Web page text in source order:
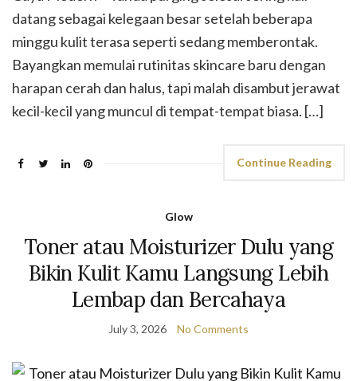
datang sebagai kelegaan besar setelah beberapa
minggu kulit terasa seperti sedang memberontak.
Bayangkan memulai rutinitas skincare baru dengan
harapan cerah dan halus, tapi malah disambut jerawat
kecil-kecil yang muncul di tempat-tempat biasa. […]
Continue Reading
Glow
Toner atau Moisturizer Dulu yang
Bikin Kulit Kamu Langsung Lebih
Lembap dan Bercahaya
July 3, 2026 No Comments